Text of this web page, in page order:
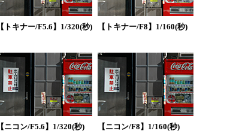
【トキナー/F5.6】1/320(秒) 【トキナー/F8】1/160(秒)
【ニコン/F5.6】1/320(秒) 【ニコン/F8】1/160(秒)